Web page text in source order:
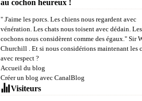
au cochon heureux !
" J'aime les porcs. Les chiens nous regardent avec
vénération. Les chats nous toisent avec dédain. Les
cochons nous considèrent comme des égaux." Sir
Churchill . Et si nous considérions maintenant les
avec respect ?
Accueil du blog
Créer un blog avec CanalBlog
Visiteurs